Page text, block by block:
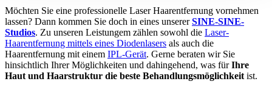
Möchten Sie eine professionelle Laser Haarentfernung vornehmen
lassen? Dann kommen Sie doch in eines unsererSINE-SINE-
Studios. Zu unseren Leistungem zählen sowohl die Laser-
Haarentfernung mittels eines Diodenlasers als auch die
Haarentfernung mit einem IPL-Gerät. Gerne beraten wir Sie
hinsichtlich Ihrer Möglichkeiten und dahingehend, was fürIhre
Haut und Haarstruktur die beste Behandlungsmöglichkeit ist.